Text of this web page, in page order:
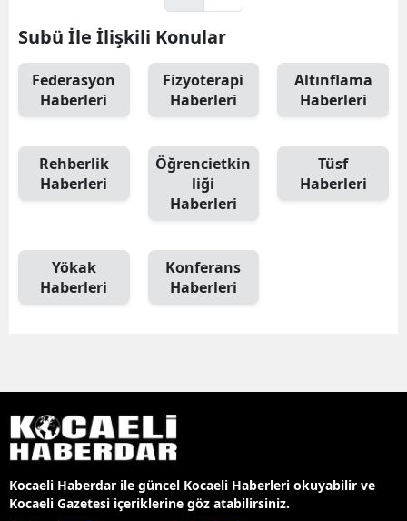
Subü İle İlişkili Konular
Federasyon
Haberleri
Fizyoterapi
Haberleri
Altınflama
Haberleri
Rehberlik
Haberleri
Öğrencietkin
liği
Haberleri
Tüsf
Haberleri
Yökak
Haberleri
Konferans
Haberleri
Kocaeli Haberdar ile güncel Kocaeli Haberleri okuyabilir ve
Kocaeli Gazetesi içeriklerine göz atabilirsiniz.